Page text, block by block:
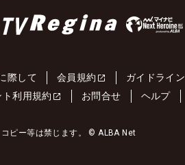
際して 会員規約 ガイドライン
ト利用規約 お問合せ ヘルプ
ピー等は禁じます。 © ALBA Net